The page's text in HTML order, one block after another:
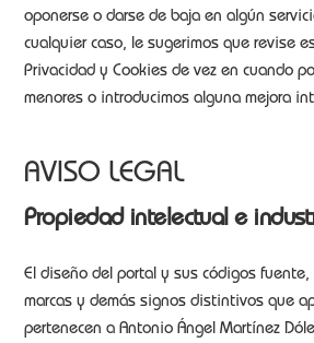
oponerse o darse de baja en algún
cualquier caso, le sugerimos que revise
Privacidad y Cookies de vez en cuando
menores o introducimos alguna mejora
AVISO LEGAL
Propiedad intelectual e
El diseño del portal y sus códigos fuente,
marcas y demás signos distintivos que
pertenecen a Antonio Ángel Martínez